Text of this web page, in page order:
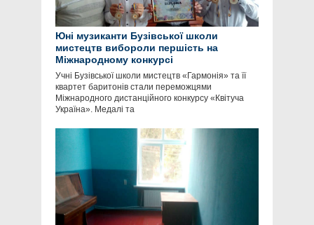
Юні музиканти Бузівської школи
мистецтв вибороли першість на
Міжнародному конкурсі
Учні Бузівської школи мистецтв «Гармонія» та її
квартет баритонів стали переможцями
Міжнародного дистанційного конкурсу «Квітуча
Україна». Медалі та